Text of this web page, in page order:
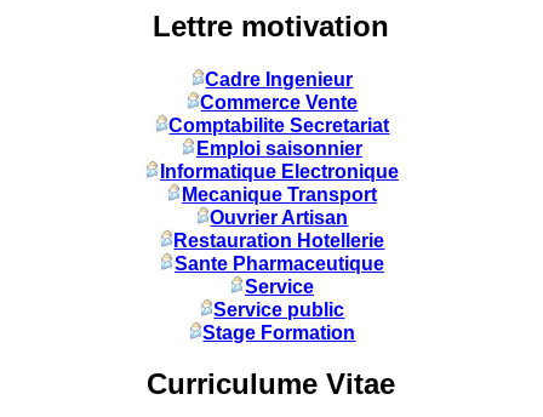
Lettre motivation
Cadre Ingenieur
Commerce Vente
Comptabilite Secretariat
Emploi saisonnier
Informatique Electronique
Mecanique Transport
Ouvrier Artisan
Restauration Hotellerie
Sante Pharmaceutique
Service
Service public
Stage Formation
Curriculume Vitae